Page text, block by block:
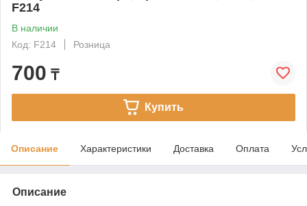
F214
В наличии
Код: F214
Розница
700 ₸
Купить
Описание Характеристики Доставка Оплата
Описание